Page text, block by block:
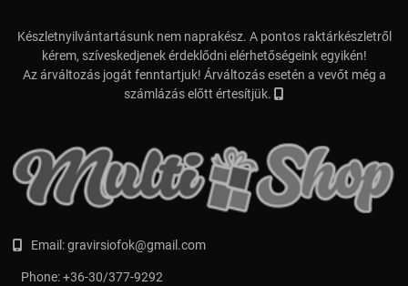
Készletnyilvántartásunk nem naprakész. A pontos raktárkészletről
kérem, szíveskedjenek érdeklődni elérhetőségeink egyikén!
Az árváltozás jogát fenntartjuk! Árváltozás esetén a vevőt még a
számlázás előtt értesítjük.
Email:gravirsiofok@gmail.com
Phone:+36-30/377-9292